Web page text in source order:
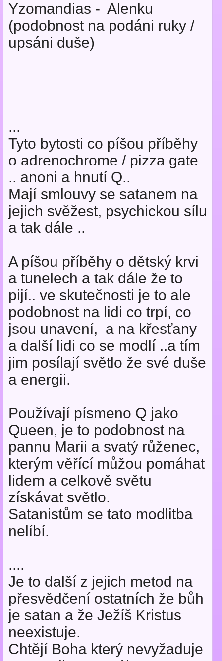
Yzomandias - Alenku
(podobnost na podáni ruky /
upsáni duše)
...
Tyto bytosti co píšou příběhy
o adrenochrome / pizza gate
.. anoni a hnutí Q..
Mají smlouvy se satanem na
jejich svěžest, psychickou sílu
a tak dále ..
A píšou příběhy o dětský krvi
a tunelech a tak dále že to
pijí.. ve skutečnosti je to ale
podobnost na lidi co trpí, co
jsou unavení, a na křesťany
a další lidi co se modlí ..a tím
jim posílají světlo že své duše
a energii.
Používají písmeno Q jako
Queen, je to podobnost na
pannu Marii a svatý růženec,
kterým věřící můžou pomáhat
lidem a celkově světu
získávat světlo.
Satanistům se tato modlitba
nelíbí.
....
Je to další z jejich metod na
přesvědčení ostatních že bůh
je satan a že Ježíš Kristus
neexistuje.
Chtějí Boha který nevyžaduje